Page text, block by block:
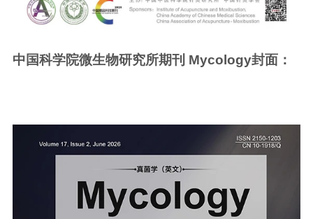
中国科学院微生物研究所期刊 Mycology封面：